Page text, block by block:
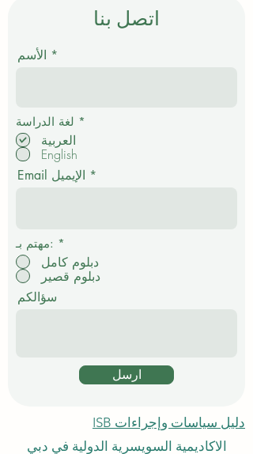
اتصل بنا
الأسم
لغة الدراسة *
م
ي
العربية
English
Email الإيميل
مهتم بـ: *
دبلوم كامل
دبلوم قصير
سؤالكم
ارسل
دليل سياسات وإجراءات ISB
الاكاديمية السويسرية الدولية في دبي